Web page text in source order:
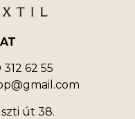
62 55
út 38.